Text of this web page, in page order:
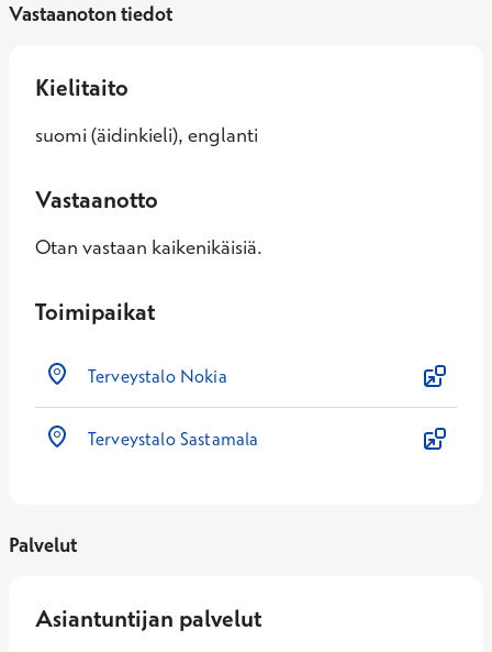
Vastaanoton tiedot
Kielitaito
suomi (äidinkieli), englanti
Vastaanotto
Otan vastaan kaikenikäisiä.
Toimipaikat
Terveystalo Nokia
Terveystalo Sastamala
Palvelut
Asiantuntijan palvelut